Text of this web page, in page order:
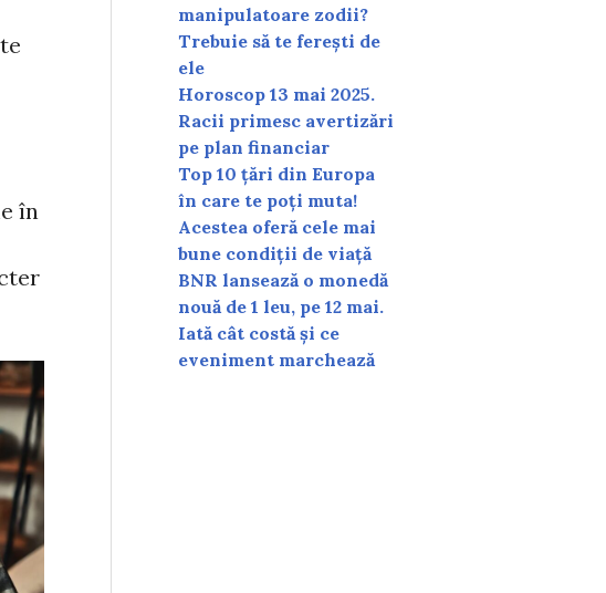
în
manipulatoare zodii?
Trebuie să te ferești de
ele
Horoscop 13 mai 2025.
Racii primesc avertizări
pe plan financiar
Top 10 țări din Europa
în care te poți muta!
Acestea oferă cele mai
bune condiții de viață
BNR lansează o monedă
nouă de 1 leu, pe 12 mai.
Iată cât costă și ce
eveniment marchează